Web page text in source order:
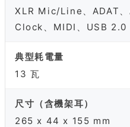
XLR Mic/Line、ADAT
Clock、MIDI、USB 2.0
典型耗電量
13 瓦
尺寸（含機架耳）
265 x 44 x 155 mm